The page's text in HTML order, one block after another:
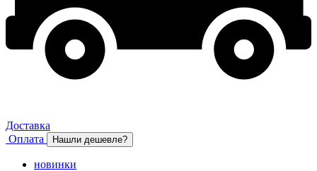
Доставка
Оплата
Нашли дешевле?
новинки